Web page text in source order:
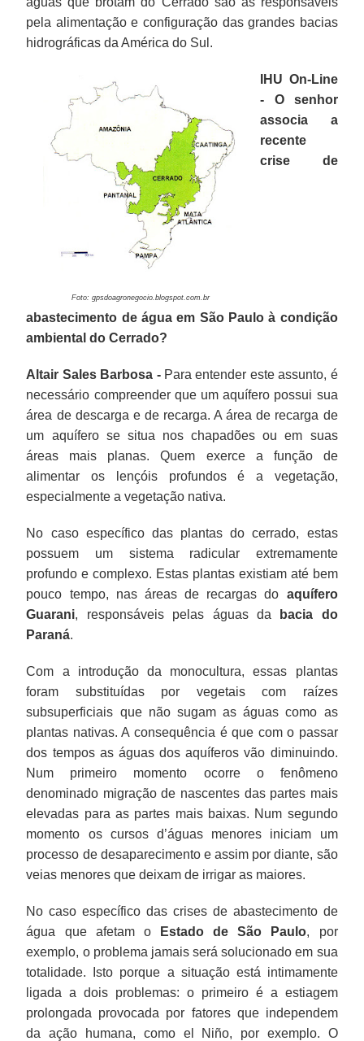
pela alimentação e configuração das grandes bacias
hidrográficas da América do Sul.
Foto: gpsdoagronegocio.blogspot.com.br
IHU On-Line
- O senhor
associa a
recente
crise de
abastecimento de água em São Paulo à condição
ambiental do Cerrado?
Altair Sales Barbosa -Para entender este assunto, é
necessário compreender que um aquífero possui sua
área de descarga e de recarga. A área de recarga de
um aquífero se situa nos chapadões ou em suas
áreas mais planas. Quem exerce a função de
alimentar os lençóis profundos é a vegetação,
especialmente a vegetação nativa.
No caso específico das plantas do cerrado, estas
possuem um sistema radicular extremamente
profundo e complexo. Estas plantas existiam até bem
pouco tempo, nas áreas de recargas do aquífero
Guarani, responsáveis pelas águas da
bacia do
Paraná.
Com a introdução da monocultura, essas plantas
foram substituídas por vegetais com raízes
subsuperficiais que não sugam as águas como as
plantas nativas. A consequência é que com o passar
dos tempos as águas dos aquíferos vão diminuindo.
Num primeiro momento ocorre o fenômeno
denominado migração de nascentes das partes mais
elevadas para as partes mais baixas. Num segundo
momento os cursos d’águas menores iniciam um
processo de desaparecimento e assim por diante, são
veias menores que deixam de irrigar as maiores.
No caso específico das crises de abastecimento de
água que afetam o
Estado de São Paulo, por
exemplo, o problema jamais será solucionado em sua
totalidade. Isto porque a situação está intimamente
ligada a dois problemas: o primeiro é a estiagem
prolongada provocada por fatores que independem
da ação humana, como el Niño, por exemplo. O